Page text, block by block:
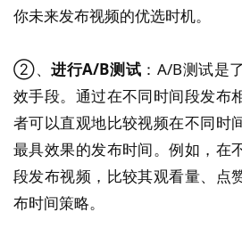
你未来发布视频的优选时机。
②、进行A/B测试 ：A/B测试是
效手段。通过在不同时间段发布
者可以直观地比较视频在不同时
最具效果的发布时间。例如，在
段发布视频，比较其观看量、点
布时间策略。